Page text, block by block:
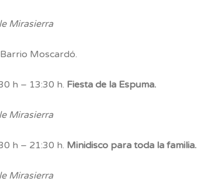
Mirasierra
Moscardó.
h – 13:30 h. Fiesta de la Espuma.
Mirasierra
h – 21:30 h. Minidisco para toda la familia.
Mirasierra